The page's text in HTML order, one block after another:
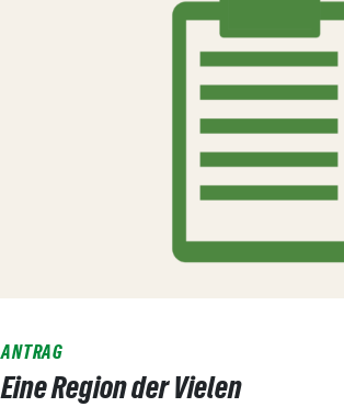
ANTRAG
Eine Region der Vielen